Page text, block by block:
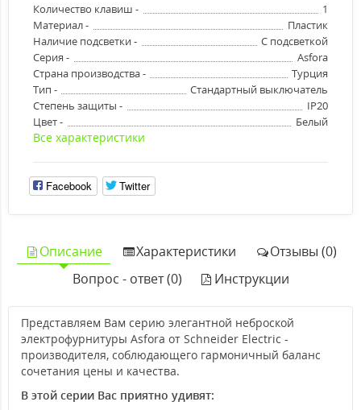
Количество клавиш -
1
Материал -
Пластик
Наличие подсветки -
С подсветкой
Серия -
Asfora
Страна производства -
Турция
Тип -
Стандартный выключатель
Степень защиты -
IP20
Цвет -
Белый
Все характеристики
Facebook Twitter
Описание Характеристики
Отзывы (0)
Вопрос - ответ (0)
Инструкции
Представляем Вам серию элегантной неброской
электрофурнитуры Asfora от Schneider Electric -
производителя, соблюдающего гармоничный баланс
сочетания цены и качества.
В этой серии Вас приятно удивят: